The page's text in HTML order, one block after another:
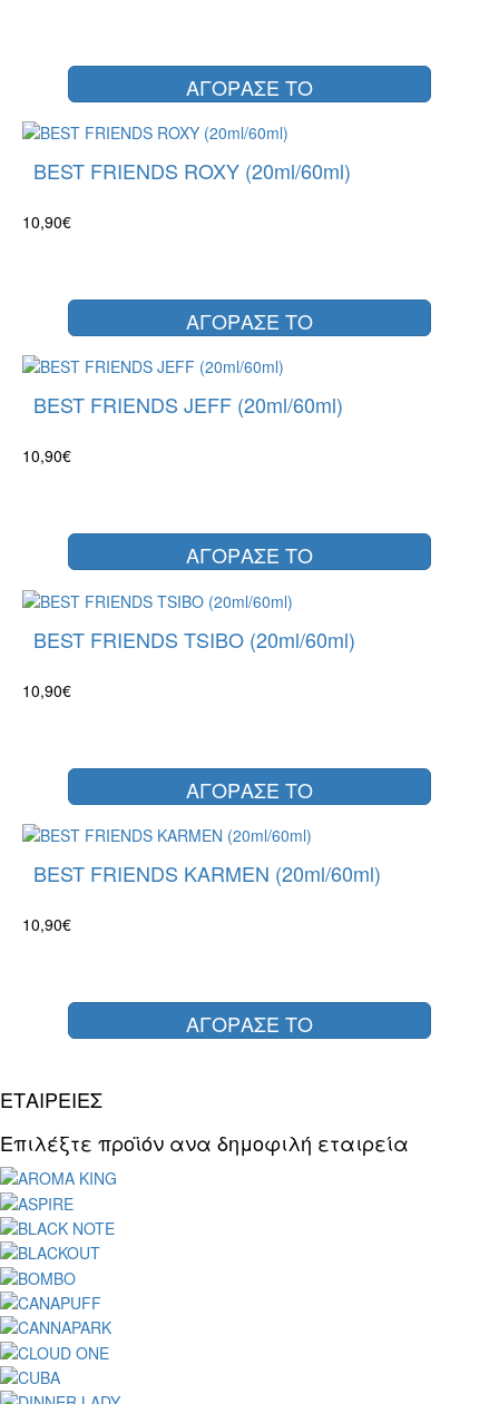
ΑΓΟΡΑΣΕ ΤΟ
BEST FRIENDS ROXY (20ml/60ml)
10,90€
ΑΓΟΡΑΣΕ ΤΟ
BEST FRIENDS JEFF (20ml/60ml)
10,90€
ΑΓΟΡΑΣΕ ΤΟ
BEST FRIENDS TSIBO (20ml/60ml)
10,90€
ΑΓΟΡΑΣΕ ΤΟ
BEST FRIENDS KARMEN (20ml/60ml)
10,90€
ΑΓΟΡΑΣΕ ΤΟ
ΕΤΑΙΡΕΙΕΣ
Επιλέξτε προϊόν ανα δημοφιλή εταιρεία